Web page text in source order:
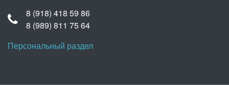
8 (918) 418 59 86
8 (989) 811 75 64
Персональный раздел